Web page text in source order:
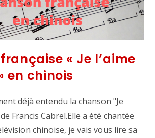
« Je l’aime
en chinois
déjà entendu la chanson "Je
Francis Cabrel.Elle a été chantée
chinoise, je vais vous lire sa